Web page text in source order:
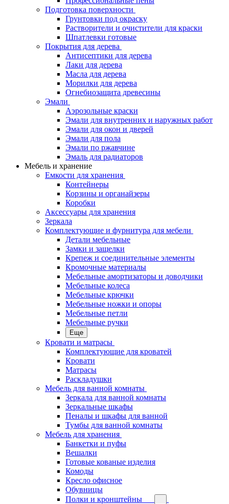
Подготовка поверхности
Грунтовки под окраску
Растворители и очистители для краски
Шпатлевки готовые
Покрытия для дерева
Антисептики для дерева
Лаки для дерева
Масла для дерева
Морилки для дерева
Огнебиозащита древесины
Эмали
Аэрозольные краски
Эмали для внутренних и наружных работ
Эмали для окон и дверей
Эмали для пола
Эмали по ржавчине
Эмаль для радиаторов
Мебель и хранение
Емкости для хранения
Контейнеры
Корзины и органайзеры
Коробки
Аксессуары для хранения
Зеркала
Комплектующие и фурнитура для мебели
Детали мебельные
Замки и защелки
Крепеж и соединительные элементы
Кромочные материалы
Мебельные амортизаторы и доводчики
Мебельные колеса
Мебельные крючки
Мебельные ножки и опоры
Мебельные петли
Мебельные ручки
Еще
Кровати и матрасы
Комплектующие для кроватей
Кровати
Матрасы
Раскладушки
Мебель для ванной комнаты
Зеркала для ванной комнаты
Зеркальные шкафы
Пеналы и шкафы для ванной
Тумбы для ванной комнаты
Мебель для хранения
Банкетки и пуфы
Вешалки
Готовые кованые изделия
Комоды
Кресло офисное
Обувницы
Полки и кронштейны